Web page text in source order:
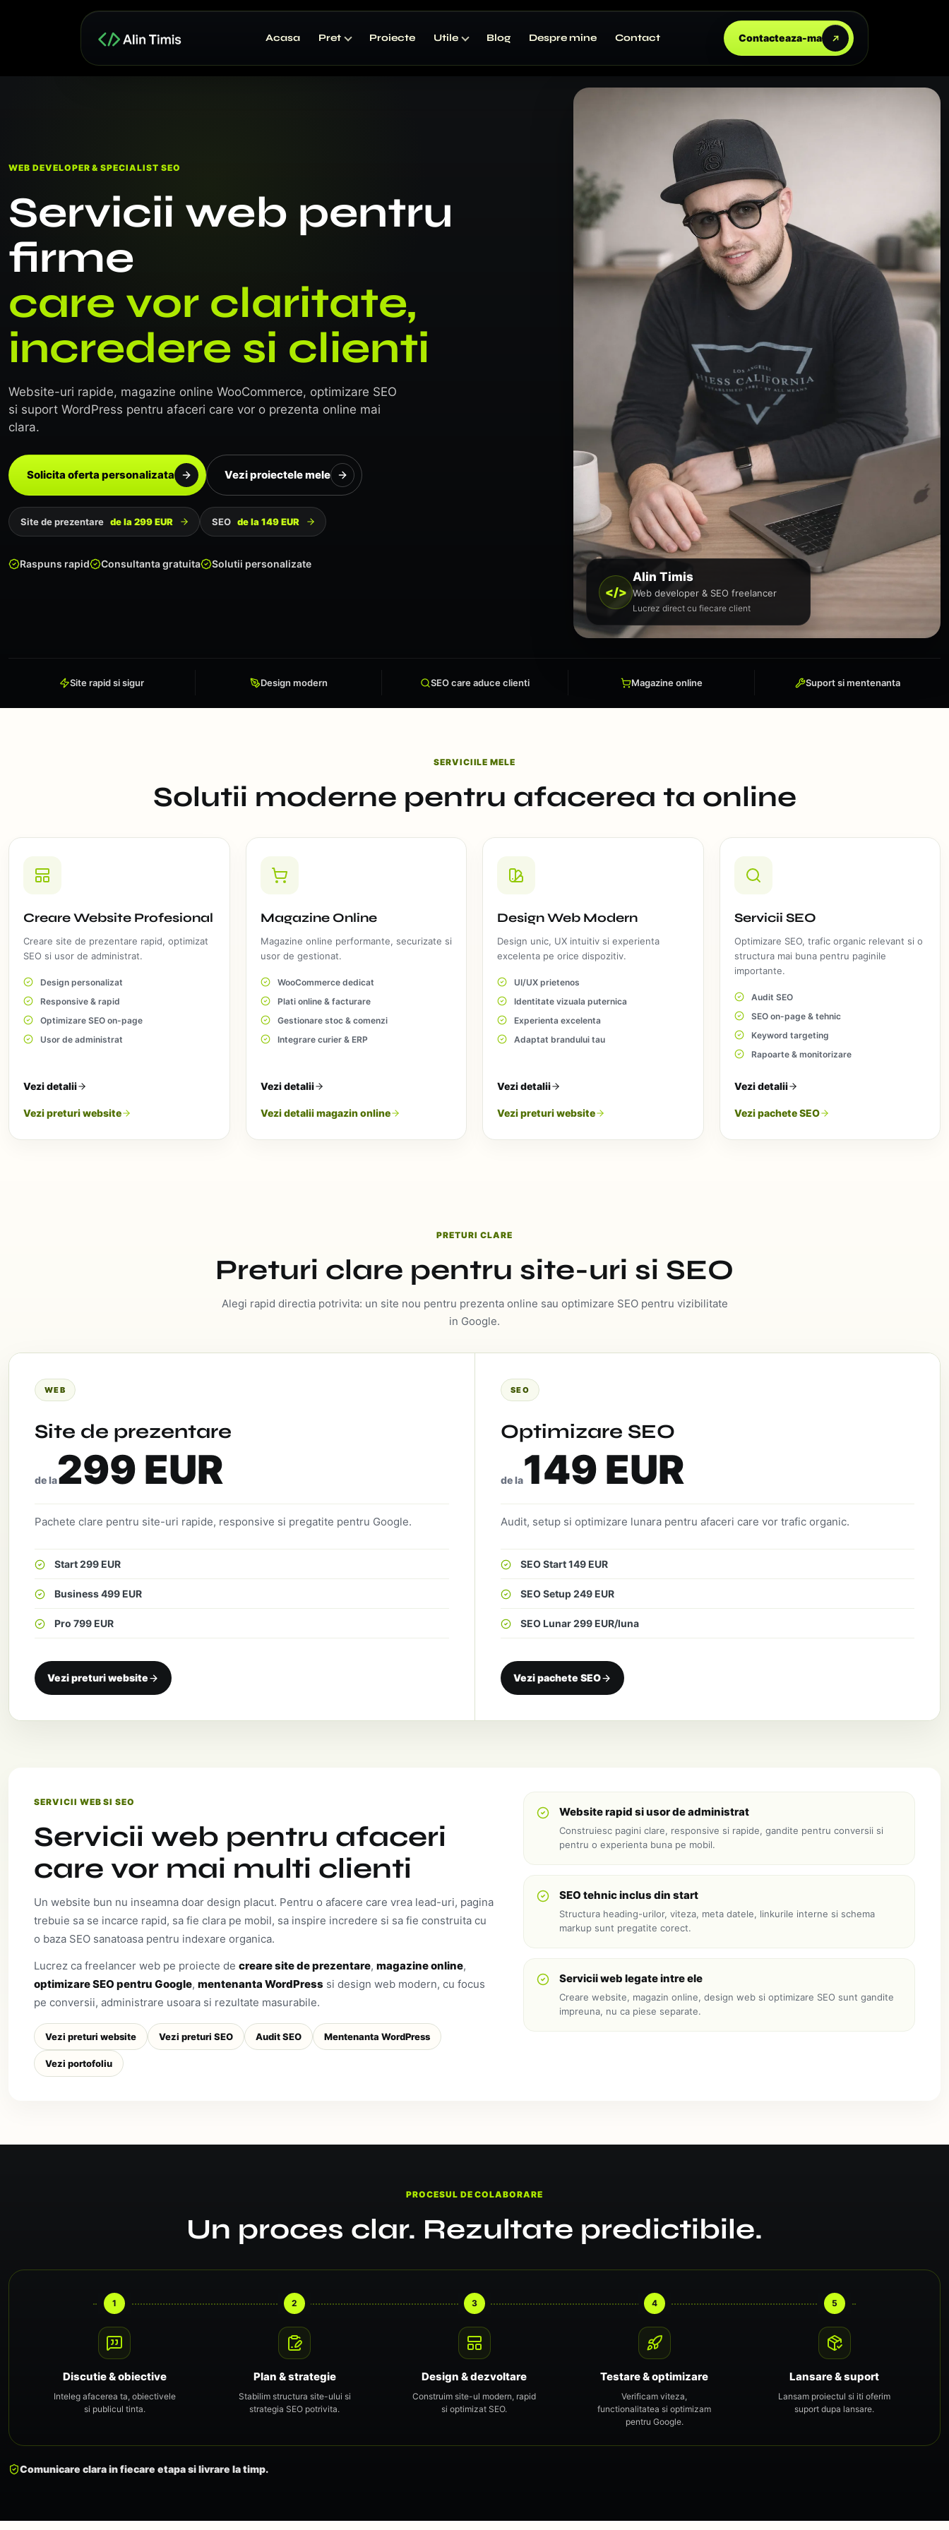
Acasa Pret Proiecte Utile Blog Despre mine Contact Contacteaza-ma
WEB DEVELOPER & SPECIALIST SEO
Servicii web pentru
firme
care vor claritate,
incredere si clienti
Website-uri rapide, magazine online WooCommerce, optimizare SEO
si suport WordPress pentru afaceri care vor o prezenta online mai
clara.
Solicita oferta personalizata Vezi proiectele mele
Site de prezentare de la 299 EUR SEO de la 149 EUR
Raspuns rapid Consultanta gratuita Solutii personalizate
</>
Alin Timis
Web developer & SEO freelancer
Lucrez direct cu fiecare client
Site rapid si sigur Design modern SEO care aduce clienti Magazine online Suport si mentenanta
SERVICIILE MELE
Solutii moderne pentru afacerea ta online
Creare Website Profesional
Creare site de prezentare rapid, optimizat
SEO si usor de administrat.
Design personalizat
Responsive & rapid
Optimizare SEO on-page
Usor de administrat
Vezi detalii
Vezi preturi website
Magazine Online
Magazine online performante, securizate si
usor de gestionat.
WooCommerce dedicat
Plati online & facturare
Gestionare stoc & comenzi
Integrare curier & ERP
Vezi detalii
Vezi detalii magazin online
Design Web Modern
Design unic, UX intuitiv si experienta
excelenta pe orice dispozitiv.
UI/UX prietenos
Identitate vizuala puternica
Experienta excelenta
Adaptat brandului tau
Vezi detalii
Vezi preturi website
Servicii SEO
Optimizare SEO, trafic organic relevant si o
structura mai buna pentru paginile
importante.
Audit SEO
SEO on-page & tehnic
Keyword targeting
Rapoarte & monitorizare
Vezi detalii
Vezi pachete SEO
PRETURI CLARE
Preturi clare pentru site-uri si SEO
Alegi rapid directia potrivita: un site nou pentru prezenta online sau optimizare SEO pentru vizibilitate
in Google.
WEB
Site de prezentare
de la299 EUR
Pachete clare pentru site-uri rapide, responsive si pregatite pentru Google.
Start 299 EUR
Business 499 EUR
Pro 799 EUR
Vezi preturi website
SEO
Optimizare SEO
de la149 EUR
Audit, setup si optimizare lunara pentru afaceri care vor trafic organic.
SEO Start 149 EUR
SEO Setup 249 EUR
SEO Lunar 299 EUR/luna
Vezi pachete SEO
SERVICII WEB SI SEO
Servicii web pentru afaceri
care vor mai multi clienti
Un website bun nu inseamna doar design placut. Pentru o afacere care vrea lead-uri, pagina
trebuie sa se incarce rapid, sa fie clara pe mobil, sa inspire incredere si sa fie construita cu
o baza SEO sanatoasa pentru indexare organica.
Lucrez ca freelancer web pe proiecte de creare site de prezentare, magazine online,
optimizare SEO pentru Google, mentenanta WordPress si design web modern, cu focus
pe conversii, administrare usoara si rezultate masurabile.
Vezi preturi website Vezi preturi SEO Audit SEO Mentenanta WordPress
Vezi portofoliu
Website rapid si usor de administrat
Construiesc pagini clare, responsive si rapide, gandite pentru conversii si
pentru o experienta buna pe mobil.
SEO tehnic inclus din start
Structura heading-urilor, viteza, meta datele, linkurile interne si schema
markup sunt pregatite corect.
Servicii web legate intre ele
Creare website, magazin online, design web si optimizare SEO sunt gandite
impreuna, nu ca piese separate.
PROCESUL DE COLABORARE
Un proces clar. Rezultate predictibile.
1
Discutie & obiective
Inteleg afacerea ta, obiectivele
si publicul tinta.
2
Plan & strategie
Stabilim structura site-ului si
strategia SEO potrivita.
3
Design & dezvoltare
Construim site-ul modern, rapid
si optimizat SEO.
4
Testare & optimizare
Verificam viteza,
functionalitatea si optimizam
pentru Google.
5
Lansare & suport
Lansam proiectul si iti oferim
suport dupa lansare.
Comunicare clara in fiecare etapa si livrare la timp.